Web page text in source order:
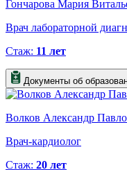
Гончарова Мария
Врач лабораторной
Стаж: 11 лет
Документы об
Волков Александр
Врач-кардиолог
Стаж: 20 лет